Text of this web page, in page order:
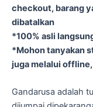
checkout, barang
dibatalkan
*100% asli
*Mohon tanyakan
juga melalui
Gandarusa adalah